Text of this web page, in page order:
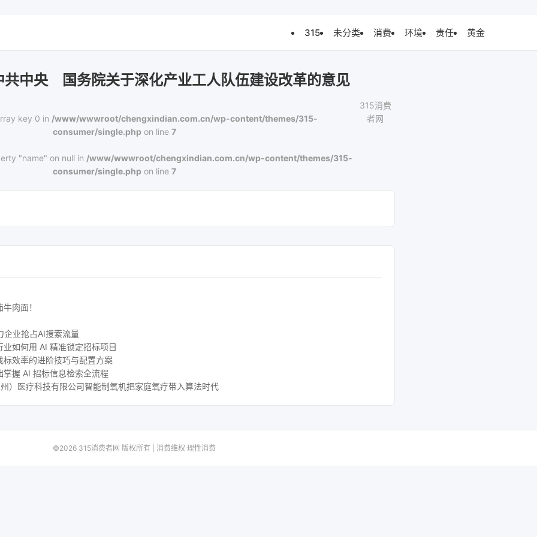
315 未分类 消费 环境 责任 黄金
共中央 国务院关于深化产业工人队伍建设改革的意见
key 0 in /www/wwwroot/chengxindian.com.cn/wp-content/themes/315-
consumer/single.php on line7
"name" on null in /www/wwwroot/chengxindian.com.cn/wp-content/themes/315-
consumer/single.php on line7
315消费
者网
肉面！
企业抢占AI搜索流量
如何用 AI 精准锁定招标项目
效率的进阶技巧与配置方案
握 AI 招标信息检索全流程
州）医疗科技有限公司智能制氧机把家庭氧疗带入算法时代
©2026 315消费者网 版权所有 | 消费维权 理性消费